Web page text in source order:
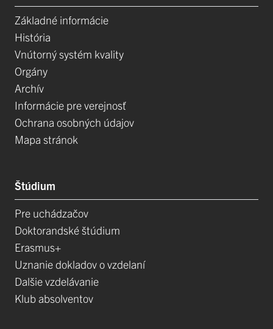
Základné informácie
História
Vnútorný systém kvality
Orgány
Archív
Informácie pre verejnosť
Ochrana osobných údajov
Mapa stránok
Štúdium
Pre uchádzačov
Doktorandské štúdium
Erasmus+
Uznanie dokladov o vzdelaní
Dalšie vzdelávanie
Klub absolventov